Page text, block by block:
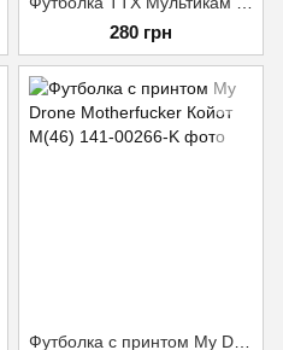
280 грн